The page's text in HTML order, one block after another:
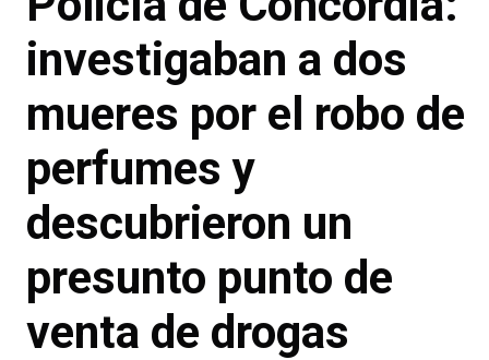
investigaban a dos
mueres por el robo de
perfumes y
descubrieron un
presunto punto de
venta de drogas